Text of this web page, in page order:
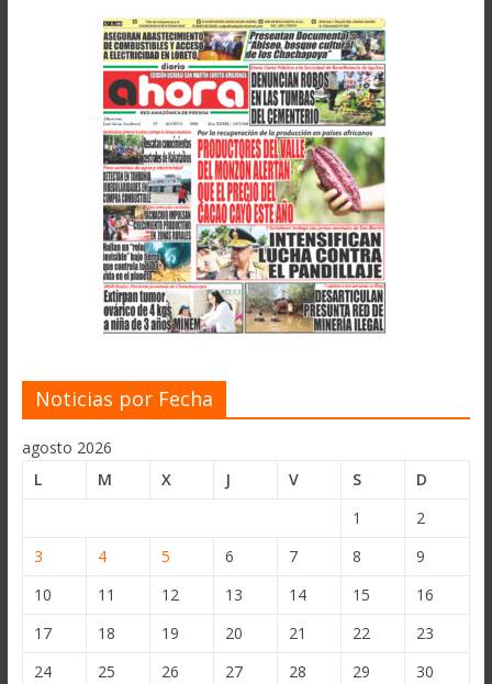
Noticias por Fecha
agosto 2026
L
M X J V S
D
1
2
3
4 5 6 7 8
9
10
11 12 13 14 15
16
17
18 19 20 21 22
23
24
25 26 27 28 29
30